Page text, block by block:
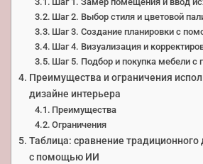
Шаг 2. Выбор стиля и цветовой
Шаг 3. Создание планировки с
Шаг 4. Визуализация и
Шаг 5. Подбор и покупка мебели
Преимущества и ограничения
дизайне интерьера
Преимущества
Ограничения
Таблица: сравнение традиционного
с помощью ИИ